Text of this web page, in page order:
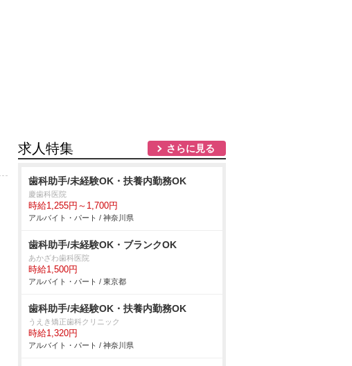
求人特集 さらに見る
歯科助手/未経験OK・扶養内勤務OK
慶歯科医院
時給1,255円～1,700円
アルバイト・パート / 神奈川県
歯科助手/未経験OK・ブランクOK
あかざわ歯科医院
時給1,500円
アルバイト・パート / 東京都
歯科助手/未経験OK・扶養内勤務OK
うえき矯正歯科クリニック
時給1,320円
アルバイト・パート / 神奈川県